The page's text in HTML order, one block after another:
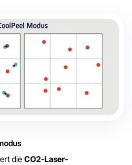
die CO2-Laser-